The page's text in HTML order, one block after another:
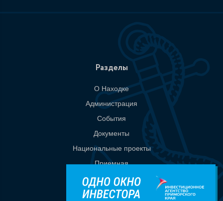
Разделы
О Находке
Администрация
События
Документы
Национальные проекты
Приемная
Контакты